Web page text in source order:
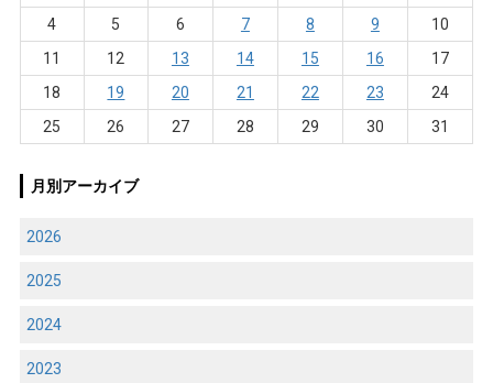
4
5 6 7 8 9
10
11
12 13 14 15 16
17
18
19 20 21 22 23
24
25
26 27 28 29 30 31
月別アーカイブ
2026
2025
2024
2023